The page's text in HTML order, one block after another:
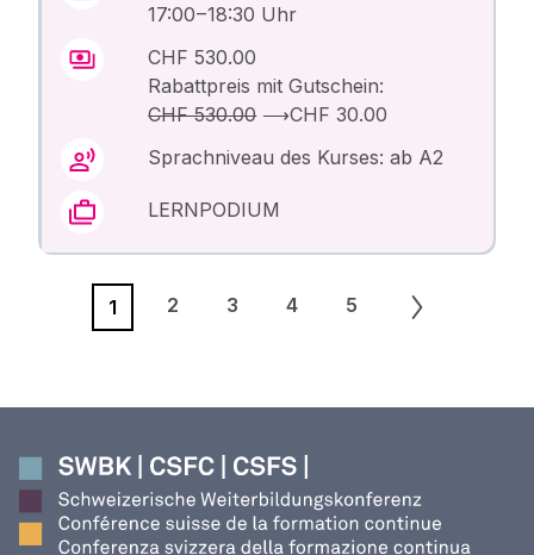
17:00 – 18:30 Uhr
CHF 530.00
Rabattpreis mit Gutschein:
CHF 530.00⟶CHF 30.00
Sprachniveau des Kurses: ab A2
LERNPODIUM
1 2 3 4 5